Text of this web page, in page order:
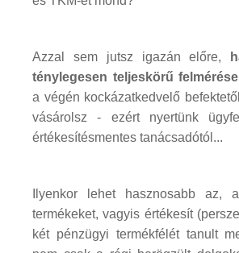
Azzal sem jutsz igazán előre,
ténylegesen teljeskörű
a végén kockázatkedvelő
vásárolsz - ezért nyertünk
értékesítésmentes tanácsadótól...
Ilyenkor lehet hasznosabb
termékeket, vagyis értékesít
két pénzügyi termékfélét tanult